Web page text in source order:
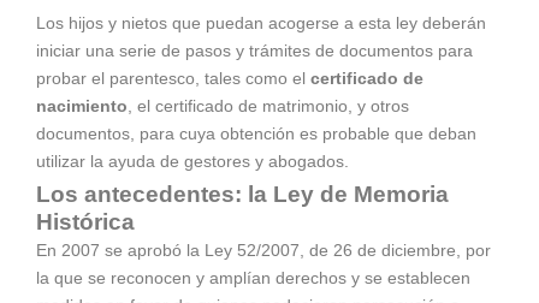
Los hijos y nietos que puedan acogerse a esta ley deberán
iniciar una serie de pasos y trámites de documentos para
probar el parentesco, tales como el certificado de
nacimiento , el certificado de matrimonio, y otros
documentos, para cuya obtención es probable que deban
utilizar la ayuda de gestores y abogados.
Los antecedentes: la Ley de Memoria
Histórica
En 2007 se aprobó la Ley 52/2007, de 26 de diciembre, por
la que se reconocen y amplían derechos y se establecen